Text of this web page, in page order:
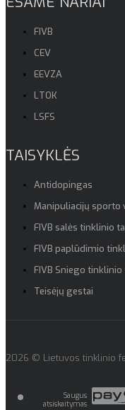
FIVB
CEV
EEVZA
LTOK
LSFS
TAISYKLĖS
Antidopingas
Manipuliacijų sporto
FIVB salės tinklinio
FIVB paplūdimio
FIVB Sniego tinklinio
Teisėjų gestai
2026 © Lietuvos tinklinio
Saugus
atsiskaitymas